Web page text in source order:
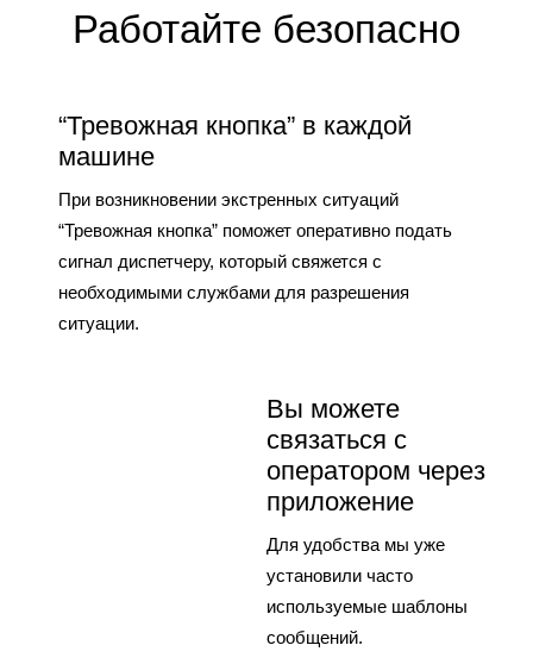
Работайте безопасно
“Тревожная кнопка” в каждой
машине
При возникновении экстренных ситуаций
“Тревожная кнопка” поможет оперативно подать
сигнал диспетчеру, который свяжется с
необходимыми службами для разрешения
ситуации.
Вы можете
связаться с
оператором через
приложение
Для удобства мы уже
установили часто
используемые шаблоны
сообщений.